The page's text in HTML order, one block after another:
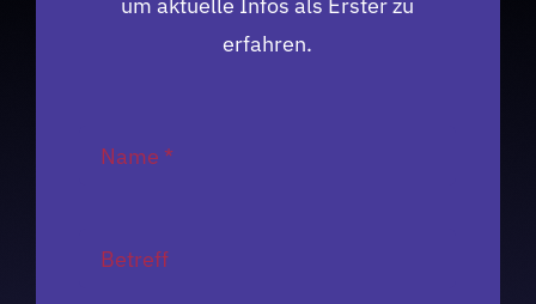
um aktuelle Infos als Erster zu
erfahren.